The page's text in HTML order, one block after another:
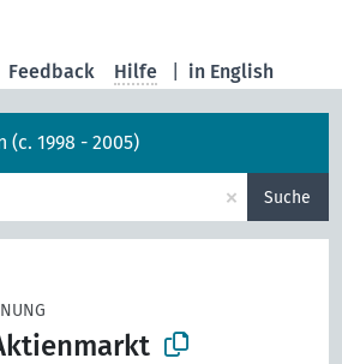
in English
Feedback Hilfe
(c. 1998 - 2005)
× Suche